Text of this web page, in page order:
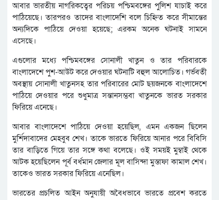
আবার ভারতীয় নাগরিকত্বের পরিচয় পশ্চিমবঙ্গের পুলিশ যাচাই করে
পাঠিয়েছে। তারপরও তাদের বাংলাদেশি বলে চিহ্নিত করে সীমান্তের
অন্যদিকে পাঠিয়ে দেওয়া হয়েছে; এরকম অনেক ঘটনাই সামনে
এসেছে।
এগুলোর মধ্যে পশ্চিমবঙ্গের সোনালী খাতুন ও তার পরিবারকে
বাংলাদেশে পুশ-আউট করে দেওয়ার ঘটনাটি বহুল আলোচিত। গর্ভবতী
অবস্থায় সোনালী খাতুনসহ তার পরিবারের মোট ছয়জনকে বাংলাদেশে
পাঠিয়ে দেওয়ার পরে শুধুমাত্র সন্তানসম্ভবা খাতুনকে ভারত সরকার
ফিরিয়ে এনেছে।
আবার বাংলাদেশে পাঠিয়ে দেওয়া হয়েছিল, এমন একজন ছিলেন
মুর্শিদাবাদের মেহবুব শেখ। তাকে ভারতে ফিরিয়ে আনার পরে বিবিসি
তার বাড়িতে গিয়ে তার সঙ্গে কথা বলেছে। ওই সময়ই মুম্বাই থেকে
আটক হয়েছিলেন পূর্ব বর্ধমান জেলার মূল বাসিন্দা মুস্তাফা কামাল শেখ।
তাকেও ভারত সরকার ফিরিয়ে এনেছিল।
ভারতের প্রচলিত আইন অনুযায়ী অবৈধভাবে ভারতে প্রবেশ করতে